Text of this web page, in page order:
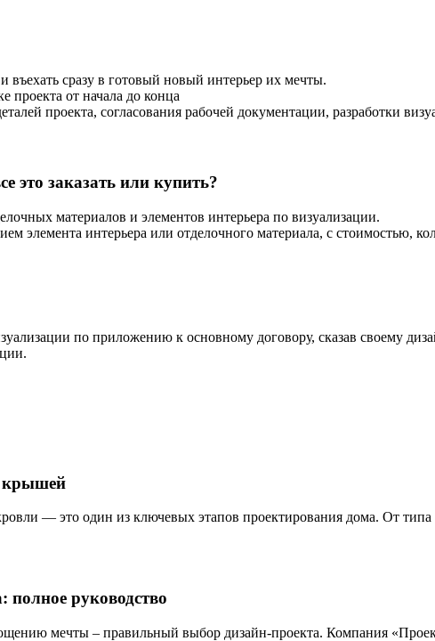
въехать сразу в готовый новый интерьер их мечты.
проекта от начала до конца
проекта, согласования рабочей документации, разработки
это заказать или купить?
материалов и элементов интерьера по визуализации.
элемента интерьера или отделочного материала, с стоимостью,
по приложению к основному договору, сказав своему
крышей
— это один из ключевых этапов проектирования дома. От
полное руководство
мечты – правильный выбор дизайн-проекта. Компания